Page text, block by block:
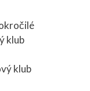
klub
klub